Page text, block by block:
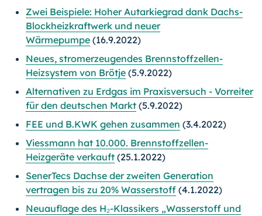
Zwei Beispiele: Hoher Autarkiegrad dank Dachs-
Blockheizkraftwerk und neuer
Wärmepumpe (16.9.2022)
Neues, stromerzeugendes Brennstoffzellen-
Heizsystem von Brötje (5.9.2022)
Alternativen zu Erdgas im Praxisversuch - Vorreiter
für den deutschen Markt (5.9.2022)
FEE und B.KWK gehen zusammen (3.4.2022)
Viessmann hat 10.000. Brennstoffzellen-
Heizgeräte verkauft (25.1.2022)
SenerTecs Dachse der zweiten Generation
vertragen bis zu 20% Wasserstoff (4.1.2022)
Neuauflage des H₂-Klassikers „Wasserstoff und